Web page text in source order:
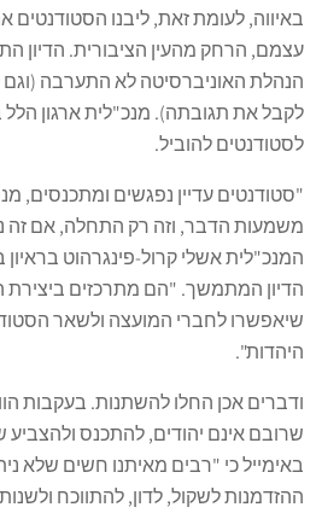
באיווה, לעומת זאת, ליבנו הסטודנטים
עצמם, הרחק מהעין הציבורית. הדיון
לקבל את תגובתה). מנכ"לית ארגון
לסטודנטים להוביל.
"סטודנטים עדיין נפגשים ומתכנסים,
משמעות הדבר, וזה רק התחלה, אם זה
המנכ"לית אשלי קרול-פינגרהוט
הדיון המתמשך. "הם מתרכזים ביצירת
שיאפשרו לחברי המועצה ולשאר
היהדות".
ודברים אכן החלו להשתנות. בעקבות
שרובם אינם יהודים, להתכנס ולהצביע
באימייל כי "רבים מאיתנו חשים שלא
ההזדמנות לשקול, לדון, להתווכח